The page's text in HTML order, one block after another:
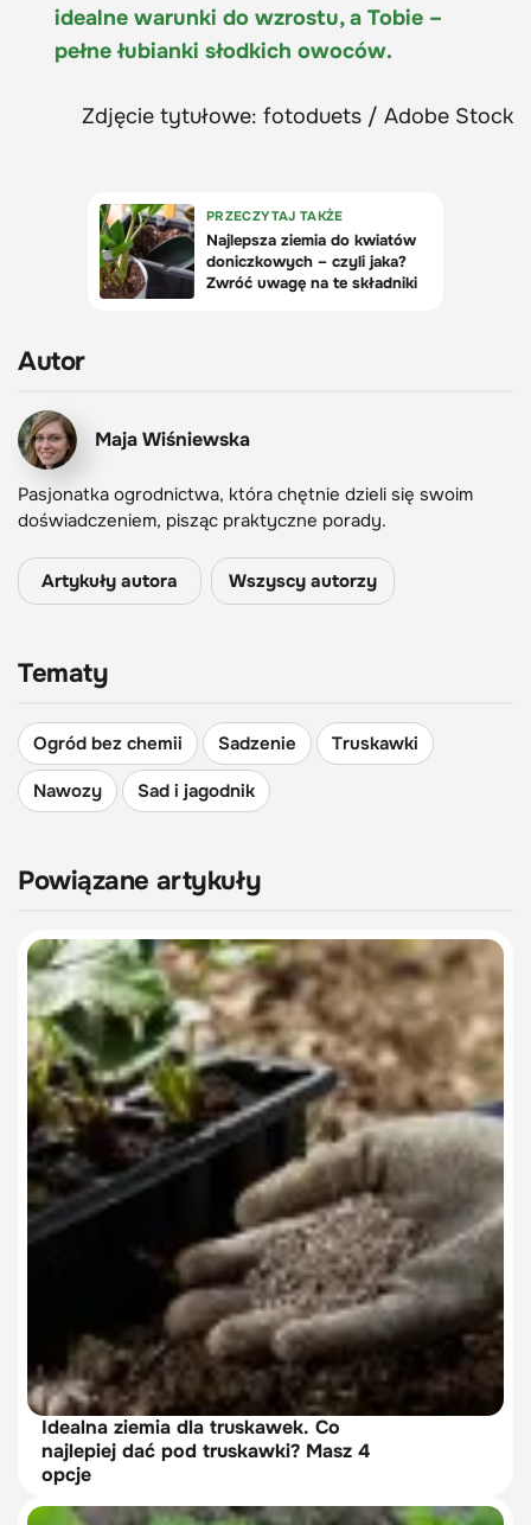
idealne warunki do wzrostu, a Tobie –
pełne łubianki słodkich owoców.
Zdjęcie tytułowe: fotoduets / Adobe Stock
Autor
Maja Wiśniewska
Pasjonatka ogrodnictwa, która chętnie dzieli się swoim
doświadczeniem, pisząc praktyczne porady.
Artykuły autora Wszyscy autorzy
Tematy
Ogród bez chemii Sadzenie
Truskawki
Nawozy
Sad i jagodnik
Powiązane artykuły
Idealna ziemia dla truskawek. Co
najlepiej dać pod truskawki? Masz 4
opcje